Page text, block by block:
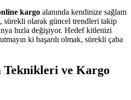
kargo alanında kendinize sağlam
olarak güncel trendleri takip
hızla değişiyor. Hedef kitlenizi
ki başarılı olmak, sürekli çaba
ve Kargo